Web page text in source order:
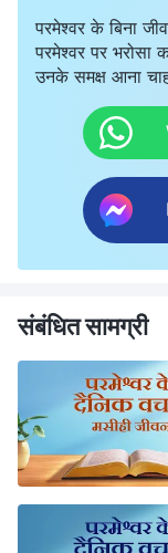
परमेश्वर के बिना
परमेश्वर पर
उनके समक्ष आना
संबंधित सामग्री